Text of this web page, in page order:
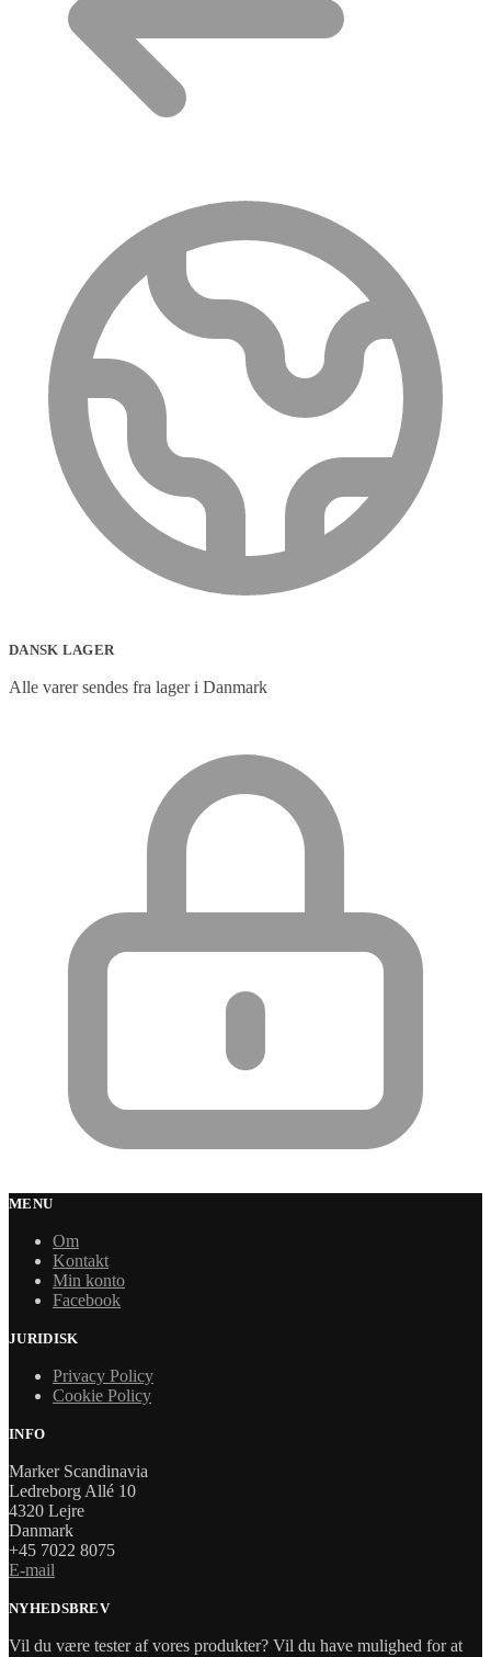
DANSK LAGER
Alle varer sendes fra lager i Danmark
MENU
Om
Kontakt
Min konto
Facebook
JURIDISK
Privacy Policy
Cookie Policy
INFO
Marker Scandinavia
Ledreborg Allé 10
4320 Lejre
Danmark
+45 7022 8075
E-mail
NYHEDSBREV
Vil du være tester af vores produkter? Vil du have mulighed for at